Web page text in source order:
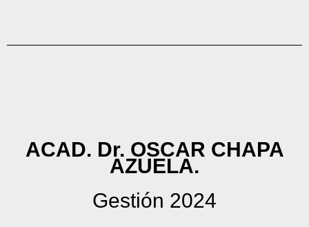
ACAD. Dr. OSCAR CHAPA
AZUELA.
Gestión 2024